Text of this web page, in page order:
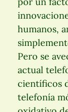
humanos,
Pero se
actual
científicos
telefonía